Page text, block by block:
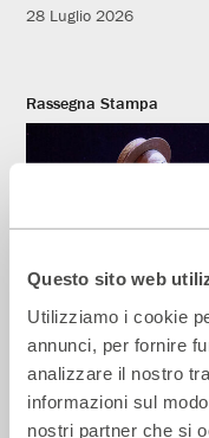
Questo sito web
Utilizziamo i cookie
annunci, per fornire
analizzare il nostro
informazioni sul
nostri partner che si
28 Luglio 2026
Rassegna Stampa
La Repubblica